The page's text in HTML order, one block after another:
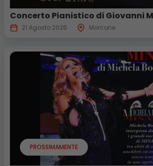
Concerto Pianistico di Giovanni
21 Agosto 2026 Morcone
PROSSIMAMENTE